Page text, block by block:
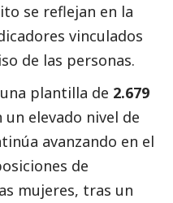
se reflejan en la
vinculados
de las personas.
plantilla de 2.679
un elevado nivel de
avanzando en el
de
mujeres, tras un